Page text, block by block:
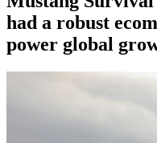
had a robust
power global